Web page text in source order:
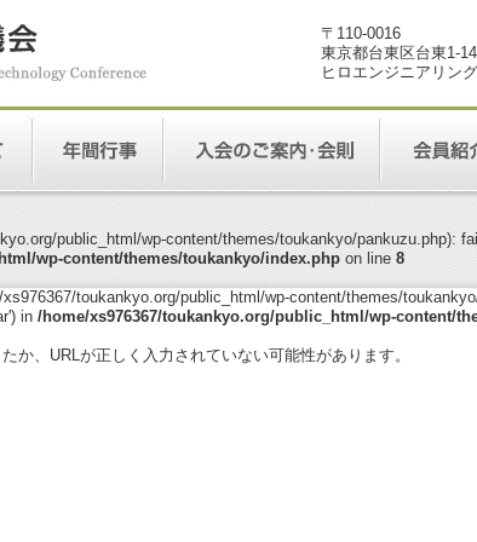
〒110-0016
東京都台東区台東1-
ヒロエンジニアリン
public_html/wp-content/themes/toukankyo/pankuzu.php):
wp-content/themes/toukankyo/index.phpon line8
toukankyo.org/public_html/wp-content/themes/
in /home/xs976367/toukankyo.org/public_html/wp-content/
か、URLが正しく入力されていない可能性があります。